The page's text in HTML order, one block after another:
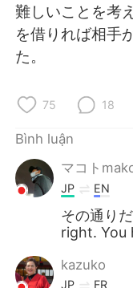
ไทย
Português
難しいことを考
を借りれば相手
た。
75 18
Bình luận
マコト
JP EN
その通り
right. You
kazuko
JP FR